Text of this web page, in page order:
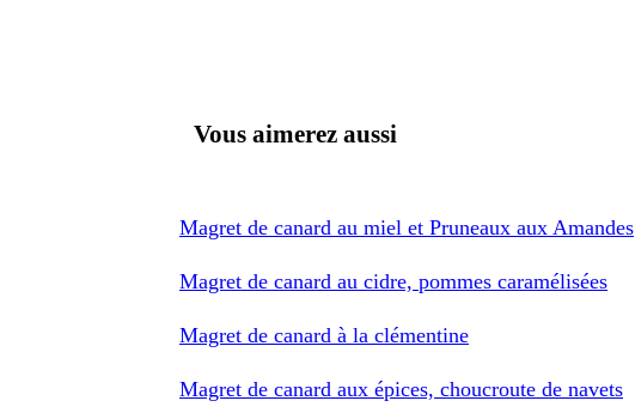
Vous aimerez aussi
Magret de canard au miel et Pruneaux aux Amandes
Magret de canard au cidre, pommes caramélisées
Magret de canard à la clémentine
Magret de canard aux épices, choucroute de navets